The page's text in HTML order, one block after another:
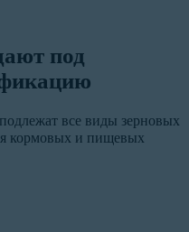
под
все виды зерновых
кормовых и пищевых